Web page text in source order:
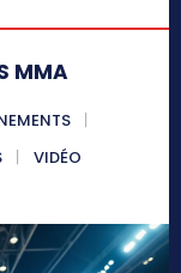
MMA
VIDÉO